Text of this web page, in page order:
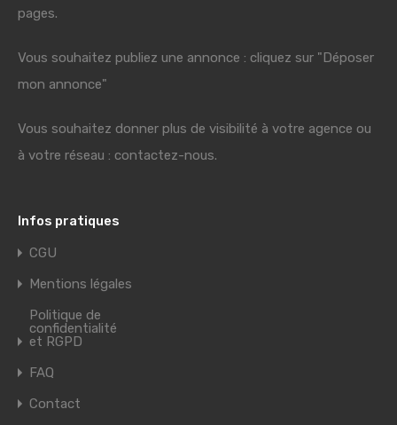
pages.
Vous souhaitez publiez une annonce : cliquez sur "Déposer
mon annonce"
Vous souhaitez donner plus de visibilité à votre agence ou
à votre réseau : contactez-nous.
Infos pratiques
CGU
Mentions légales
Politique de
confidentialité
et RGPD
FAQ
Contact